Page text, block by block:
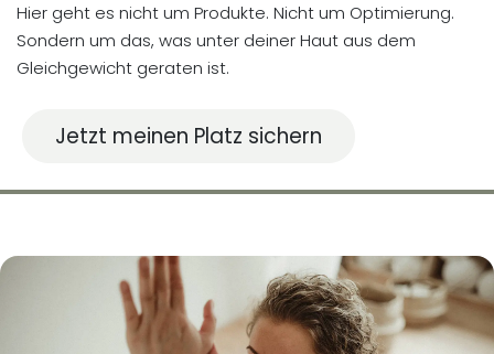
Hier geht es nicht um Produkte. Nicht um Optimierung.
Sondern um das, was unter deiner Haut aus dem
Gleichgewicht geraten ist.
Jetzt meinen Platz sichern